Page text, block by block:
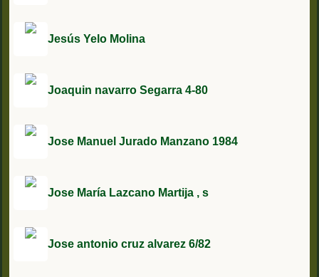
Jesús Yelo Molina
Joaquin navarro Segarra 4-80
Jose Manuel Jurado Manzano 1984
Jose María Lazcano Martija , s
Jose antonio cruz alvarez 6/82